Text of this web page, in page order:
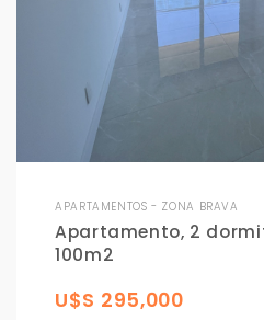
APARTAMENTOS - ZONA BRAVA
Apartamento, 2
100m2
U$S 295,000